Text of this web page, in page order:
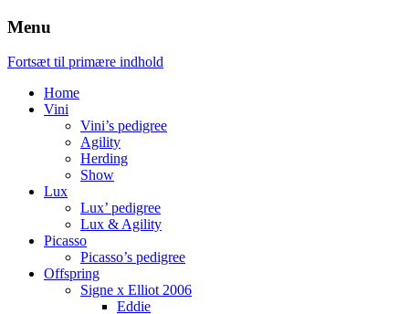
Menu
Fortsæt til primære indhold
Home
Vini
Vini’s pedigree
Agility
Herding
Show
Lux
Lux’ pedigree
Lux & Agility
Picasso
Picasso’s pedigree
Offspring
Signe x Elliot 2006
Eddie